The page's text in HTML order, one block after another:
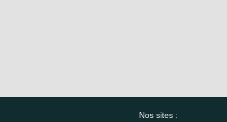
Nos sites :